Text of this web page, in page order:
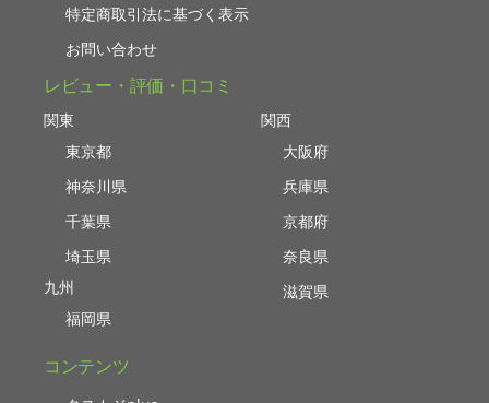
特定商取引法に基づく表示
お問い合わせ
レビュー・評価・口コミ
関東
東京都
神奈川県
千葉県
埼玉県
九州
福岡県
関西
大阪府
兵庫県
京都府
奈良県
滋賀県
コンテンツ